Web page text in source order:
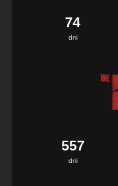
dni
74
dni
557